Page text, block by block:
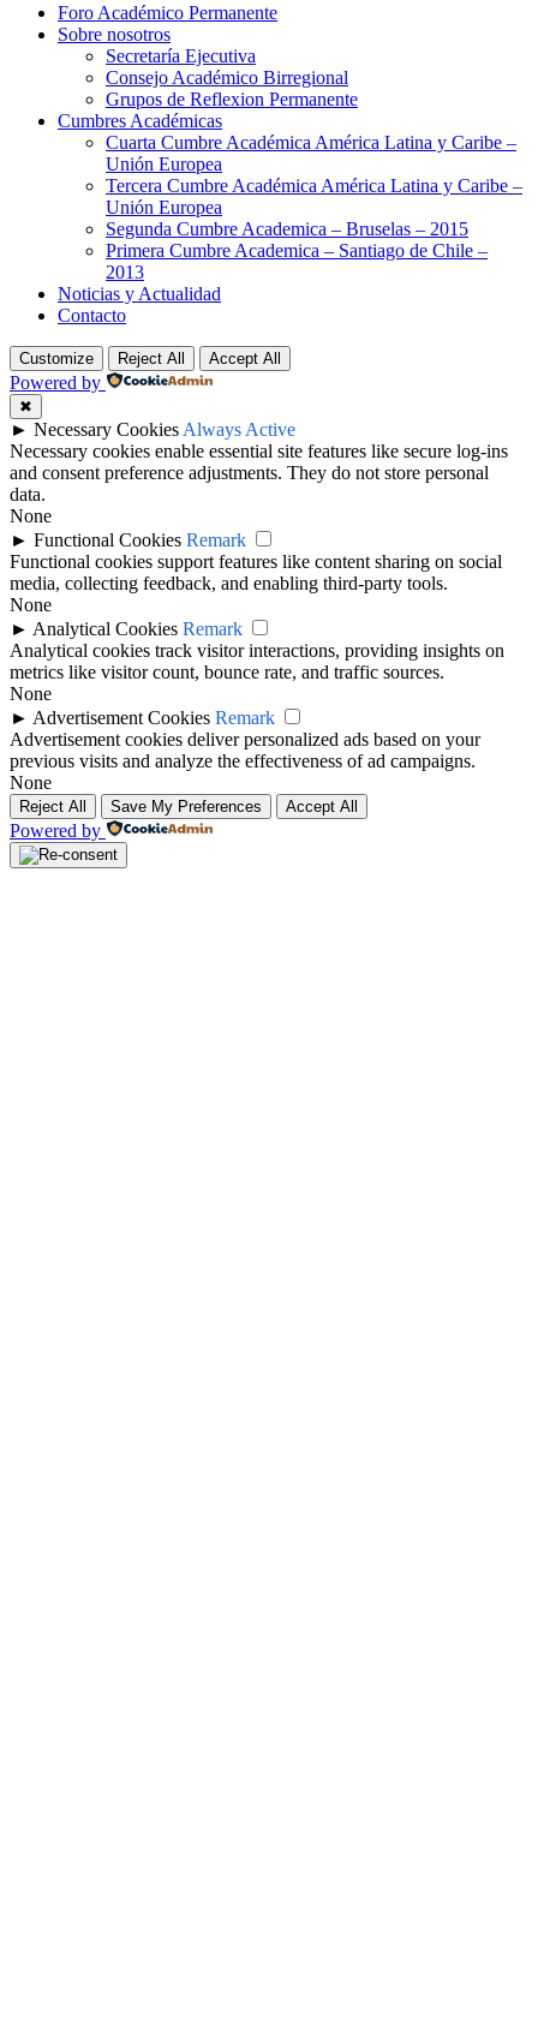
Foro Académico Permanente
Sobre nosotros
Secretaría Ejecutiva
Consejo Académico Birregional
Grupos de Reflexion Permanente
Cumbres Académicas
Cuarta Cumbre Académica América Latina y Caribe –
Unión Europea
Tercera Cumbre Académica América Latina y Caribe –
Unión Europea
Segunda Cumbre Academica – Bruselas – 2015
Primera Cumbre Academica – Santiago de Chile –
2013
Noticias y Actualidad
Contacto
Customize Reject All Accept All
Powered by
✖
► Necessary Cookies Always Active
Necessary cookies enable essential site features like secure log-ins
and consent preference adjustments. They do not store personal
data.
None
► Functional Cookies Remark
Functional cookies support features like content sharing on social
media, collecting feedback, and enabling third-party tools.
None
► Analytical Cookies Remark
Analytical cookies track visitor interactions, providing insights on
metrics like visitor count, bounce rate, and traffic sources.
None
► Advertisement Cookies Remark
Advertisement cookies deliver personalized ads based on your
previous visits and analyze the effectiveness of ad campaigns.
None
Reject All Save My Preferences Accept All
Powered by